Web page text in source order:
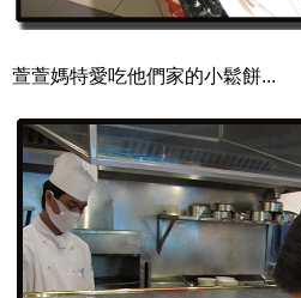
萱萱媽特愛吃他們家的小鬆餅...